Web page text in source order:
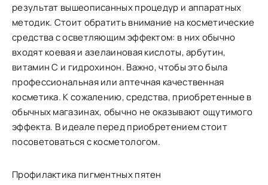
результат вышеописанных процедур и аппаратных
методик. Стоит обратить внимание на косметические
средства с осветляющим эффектом: в них обычно
входят коевая и азелаиновая кислоты, арбутин,
витамин С и гидрохинон. Важно, чтобы это была
профессиональная или аптечная качественная
косметика. К сожалению, средства, приобретенные в
обычных магазинах, обычно не оказывают ощутимого
эффекта. В идеале перед приобретением стоит
посоветоваться с косметологом.
Профилактика пигментных пятен